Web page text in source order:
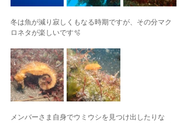
冬は魚が減り寂しくもなる時期ですが、その分マク
ロネタが楽しいです🫧
メンバーさま自身でウミウシを見つけ出したりな